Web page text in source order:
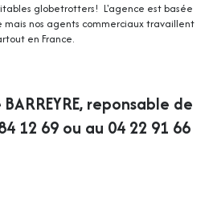
globetrotters! L'agence est basée
mais nos agents commerciaux travaillent
en France.
reponsable de
12 69 ou au 04 22 91 66